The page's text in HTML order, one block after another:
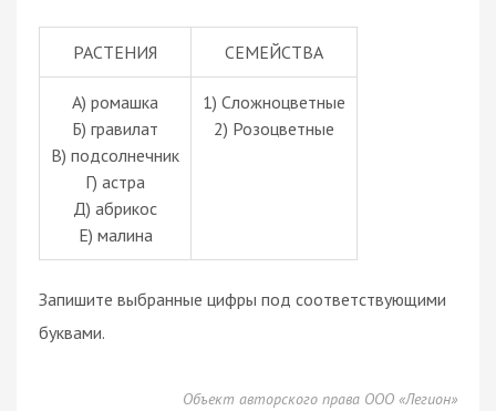
РАСТЕНИЯ СЕМЕЙСТВА
A) ромашка
Б) гравилат
В) подсолнечник
Г) астра
Д) абрикос
Е) малина
1) Сложноцветные
2) Розоцветные
Запишите выбранные цифры под соответствующими
буквами.
Объект авторского права ООО «Легион»